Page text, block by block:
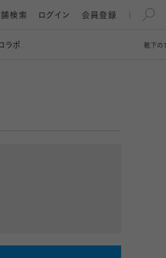
靴下の
検索 ログイン 会員登録
ラボ